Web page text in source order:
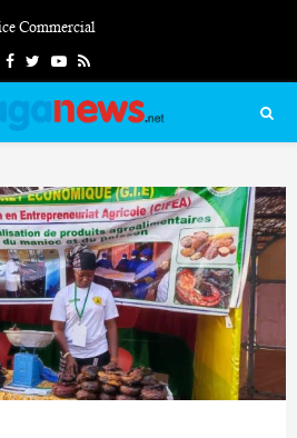
Commercial
FacebookTwitterYoutube
Rss